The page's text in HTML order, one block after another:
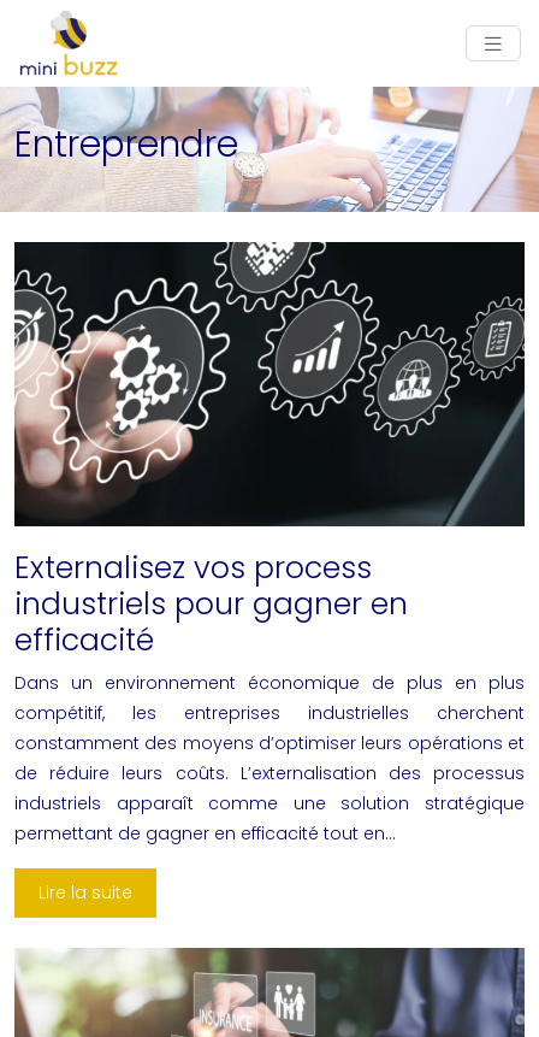
Entreprendre
Externalisez vos process
industriels pour gagner en
efficacité
Dans un environnement économique de plus en plus
compétitif, les entreprises industrielles cherchent
constamment des moyens d’optimiser leurs opérations et
de réduire leurs coûts. L’externalisation des processus
industriels apparaît comme une solution stratégique
permettant de gagner en efficacité tout en…
Lire la suite